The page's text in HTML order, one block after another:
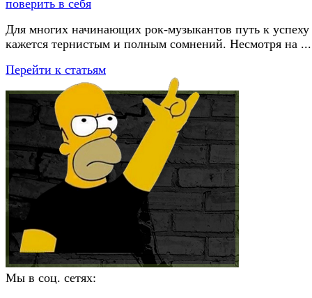
Для многих начинающих рок-музыкантов путь к успеху
кажется тернистым и полным сомнений. Несмотря на ...
Перейти к статьям
Мы в соц. сетях: